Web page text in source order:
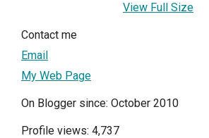
View Full Size
Contact me
Email
My Web Page
On Blogger since: October 2010
Profile views: 4,737